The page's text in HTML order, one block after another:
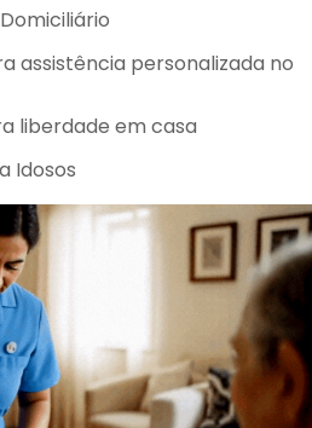
assistência personalizada no
liberdade em casa
Idosos